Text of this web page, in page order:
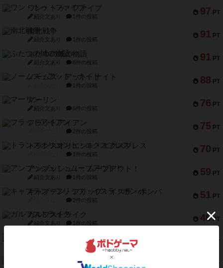
97 PT
ワン・トゥ・ファイブ
紹介文あり 1件の投稿
91 PT
南北戦争
紹介文あり 1件の投稿
91 PT
ふたつの城の物語
紹介文あり 6件の投稿
88 PT
ノームズ・アット・ナイト
1件の投稿
76 PT
マーリン
紹介文あり 6件の投稿
75 PT
フラットアイアン
2件の投稿
70 PT
トランスオリエント・エクスプレス
1件の投稿
59 PT
アンブッシュ！：ムーブアウト！
紹介文あり 1件の投稿
51 PT
キャプテン・フリップ：イスラ・ボンバ
2件の投稿
46 PT
ガルフストライク
紹介文あり 1件の投稿
PT
エコーズ・オブ・タイム
8件の投稿
PT